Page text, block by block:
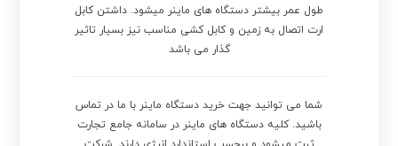
طول عمر بیشتر دستگاه های ماینر میشود. داشتن کابل
ارت اتصال به زمین و کابل کشی مناسب نیز بسیار تاثیر
گذار می باشد
شما می توانید جهت خرید دستگاه ماینر با ما در تماس
باشید. کلیه دستگاه های ماینر در سامانه جامع تجارت